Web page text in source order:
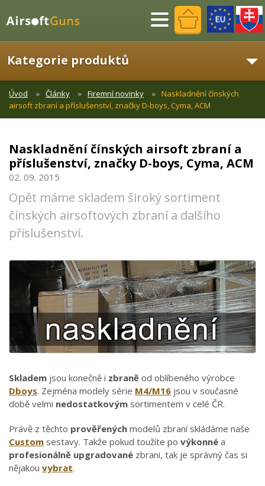
Menu
Kategorie produktů
Úvod Články Firemní novinky
Naskladnění čínských
airsoft zbraní a příslušenství, značky D-boys, Cyma, ACM
Naskladnění čínských airsoft zbraní a
příslušenství, značky D-boys, Cyma, ACM
02. 09. 2015
Opět máme skladem široký sortiment
čínských airsoftových zbraní a dalšího
příslušenství.
Skladem jsou konečně i zbraně od oblíbeného výrobce
Dboys. Zejména modely série M4/M16 jsou v současné
době velmi nedostatkovým sortimentem v celé ČR.
Právě z těchto prověřených modelů zbraní skládáme naše
Custom sestavy. Takže pokud toužíte po výkonné a
profesionálně upgradované zbrani, tak je správný čas si
nějakou vybrat.